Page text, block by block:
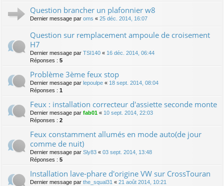
Question brancher un plafonnier w8
Dernier message par oms « 25 déc. 2014, 16:07
Question sur remplacement ampoule de croisement
H7
Dernier message par TSI140 « 16 déc. 2014, 06:44
Réponses : 5
Problème 3ème feux stop
Dernier message par lepoulpe « 18 sept. 2014, 08:04
Réponses : 1
Feux : installation correcteur d'assiette seconde monte
Dernier message par fab01 « 10 sept. 2014, 22:03
Réponses : 2
Feux constamment allumés en mode auto(de jour
comme de nuit)
Dernier message par Sly83 « 03 sept. 2014, 13:48
Réponses : 5
Installation lave-phare d'origine VW sur CrossTouran
Dernier message par the_squal31 « 21 août 2014, 10:21